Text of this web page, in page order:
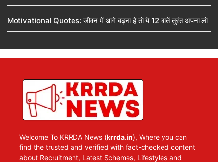
Motivational Quotes: जीवन में आगे बढ़ना है तो ये 12 बातें तुरंत अपना लो
Welcome To KRRDA News (krrda.in), Where you can
find the trusted and verified with fact-checked content
about Recruitment, Latest Schemes, Lifestyles and